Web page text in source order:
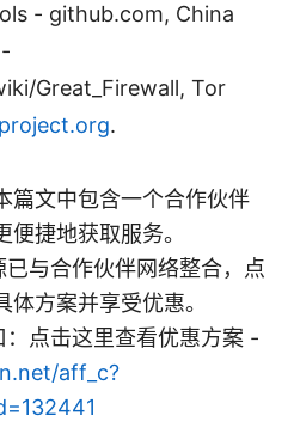
- github.com, China
Great_Firewall, Tor
.
篇文中包含一个合作伙伴
捷地获取服务。
与合作伙伴网络整合，点
方案并享受优惠。
点击这里查看优惠方案 -
aff_c?